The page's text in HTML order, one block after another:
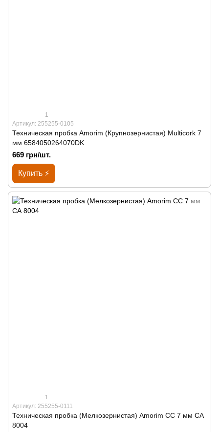
1
Артикул: 255255-0105
Техническая пробка Amorim (Крупнозернистая) Multicork 7
мм 6584050264070DK
669 грн/шт.
Купить ⚡
1
Артикул: 255255-0111
Техническая пробка (Мелкозернистая) Amorim CC 7 мм СА
8004